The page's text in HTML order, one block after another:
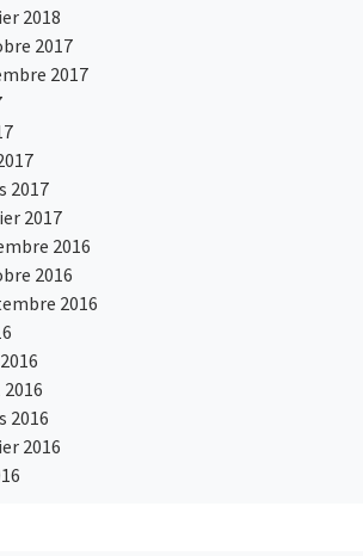
2018
2017
2017
2017
2017
2016
2016
2016
2016
2016